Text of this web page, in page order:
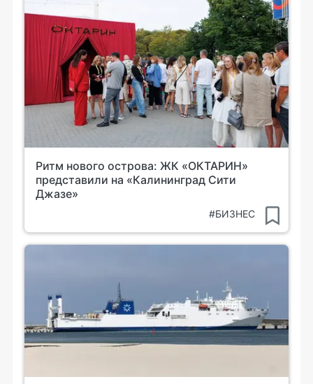
Ритм нового острова: ЖК «ОКТАРИН»
представили на «Калининград Сити
Джазе»
#БИЗНЕС